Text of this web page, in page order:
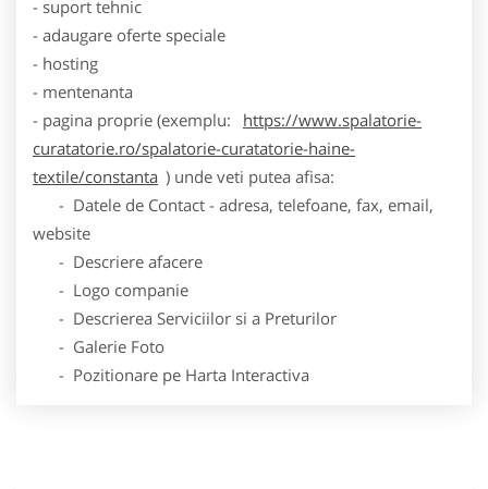
- suport tehnic
- adaugare oferte speciale
- hosting
- mentenanta
- pagina proprie (exemplu:
https://www.spalatorie-
curatatorie.ro/spalatorie-curatatorie-haine-
textile/constanta ) unde veti putea afisa:
- Datele de Contact - adresa, telefoane, fax, email,
website
- Descriere afacere
- Logo companie
- Descrierea Serviciilor si a Preturilor
- Galerie Foto
- Pozitionare pe Harta Interactiva